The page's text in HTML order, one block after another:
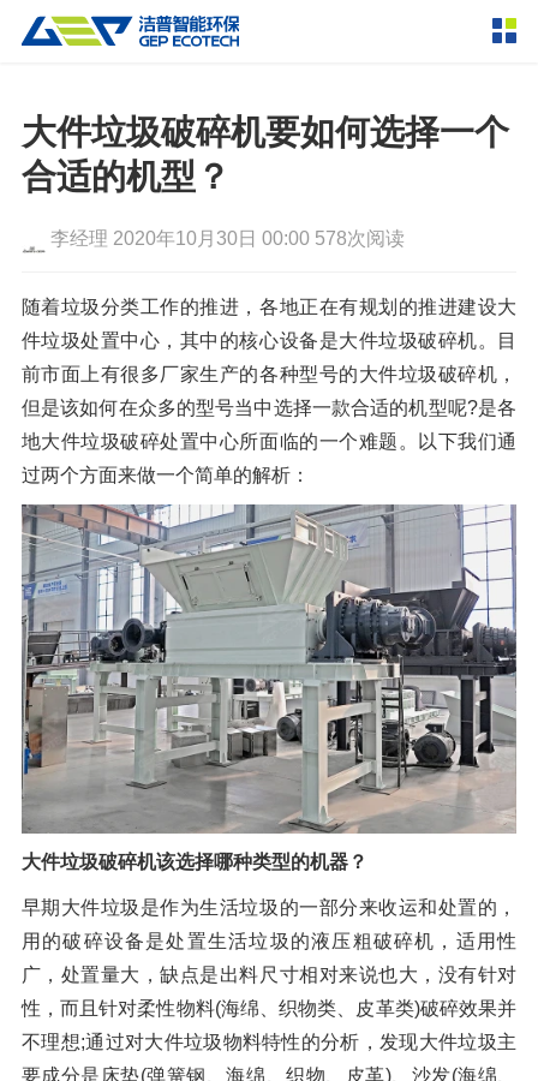
双轴撕碎机 单轴撕碎机
垃圾破袋机 移动式撕碎站
粉碎设备
环锤式粉碎机 鼓式粉碎机
轮胎钢丝分离机 通用型粉碎机
破碎设备
反击式破碎机 颚式破碎机
圆锥破碎机 立轴冲击式破碎机
重型锤式破碎机 移动式破碎站
挤压成型设备
RDF成型机 生物质颗粒机
液压打包机
成套机组
封闭式破碎系统 废轮胎热解系统
橡胶破胶机组
分选分离设备
风选机
磁选机 涡电流分选机
脉冲除尘器 轮胎抽丝机
解决方案
服务支持
新闻资讯
走进洁普
联系我们
大件垃圾破碎机要如何选择一个
合适的机型？
李经理 2020年10月30日 00:00 578次阅读
随着垃圾分类工作的推进，各地正在有规划的推进建设大
件垃圾处置中心，其中的核心设备是大件垃圾破碎机。目
前市面上有很多厂家生产的各种型号的大件垃圾破碎机，
但是该如何在众多的型号当中选择一款合适的机型呢?是各
地大件垃圾破碎处置中心所面临的一个难题。以下我们通
过两个方面来做一个简单的解析：
大件垃圾破碎机该选择哪种类型的机器？
早期大件垃圾是作为生活垃圾的一部分来收运和处置的，
用的破碎设备是处置生活垃圾的液压粗破碎机，适用性
广，处置量大，缺点是出料尺寸相对来说也大，没有针对
性，而且针对柔性物料(海绵、织物类、皮革类)破碎效果并
不理想;通过对大件垃圾物料特性的分析，发现大件垃圾主
要成分是床垫(弹簧钢、海绵、织物、皮革)、沙发(海绵、